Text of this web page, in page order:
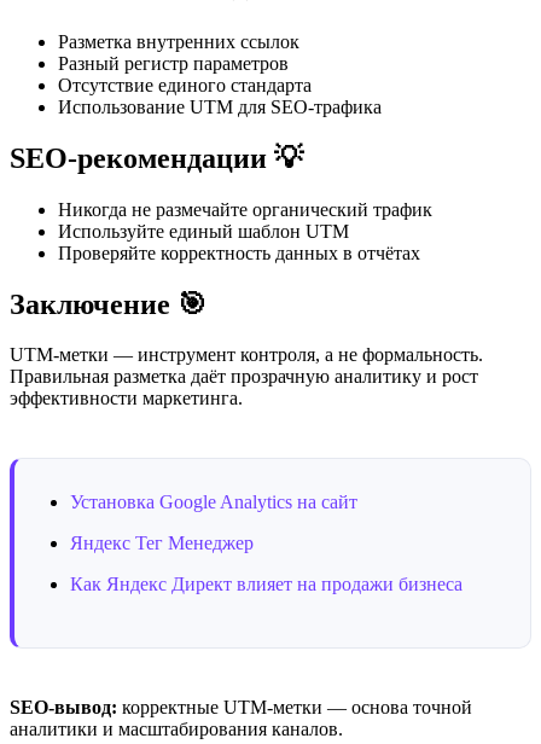
Разметка внутренних ссылок
Разный регистр параметров
Отсутствие единого стандарта
Использование UTM для SEO-трафика
SEO-рекомендации 💡
Никогда не размечайте органический трафик
Используйте единый шаблон UTM
Проверяйте корректность данных в отчётах
Заключение 🎯
UTM-метки — инструмент контроля, а не формальность.
Правильная разметка даёт прозрачную аналитику и рост
эффективности маркетинга.
Установка Google Analytics на сайт
Яндекс Тег Менеджер
Как Яндекс Директ влияет на продажи бизнеса
SEO-вывод: корректные UTM-метки — основа точной
аналитики и масштабирования каналов.